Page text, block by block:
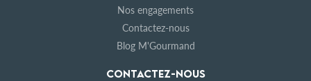
Nos engagements
Contactez-nous
Blog M'Gourmand
CONTACTEZ-NOUS